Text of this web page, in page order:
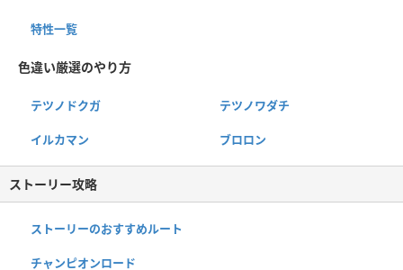
特性一覧
色違い厳選のやり方
テツノドクガ テツノワダチ
イルカマン ブロロン
ストーリー攻略
ストーリーのおすすめルート
チャンピオンロード